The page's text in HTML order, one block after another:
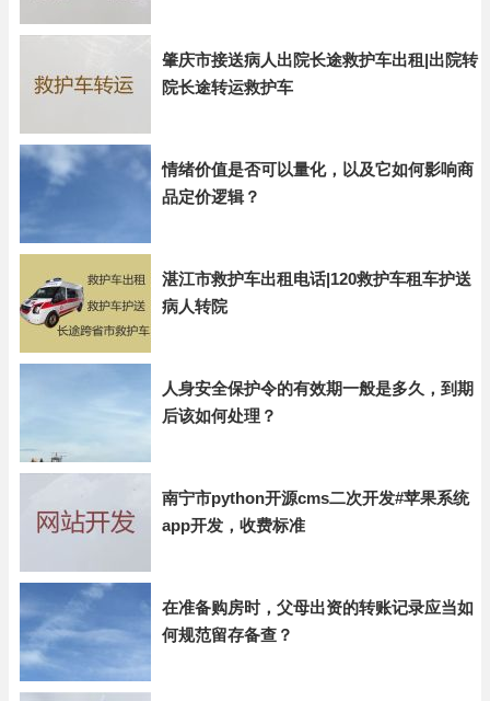
肇庆市接送病人出院长途救护车出租|出院转
院长途转运救护车
情绪价值是否可以量化，以及它如何影响商
品定价逻辑？
湛江市救护车出租电话|120救护车租车护送
病人转院
人身安全保护令的有效期一般是多久，到期
后该如何处理？
南宁市python开源cms二次开发#苹果系统
app开发，收费标准
在准备购房时，父母出资的转账记录应当如
何规范留存备查？